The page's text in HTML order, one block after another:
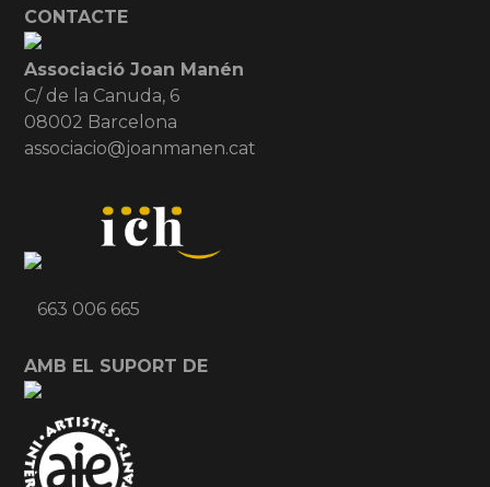
CONTACTE
Associació Joan Manén
C/ de la Canuda, 6
08002 Barcelona
associacio@joanmanen.cat
663 006 665
AMB EL SUPORT DE